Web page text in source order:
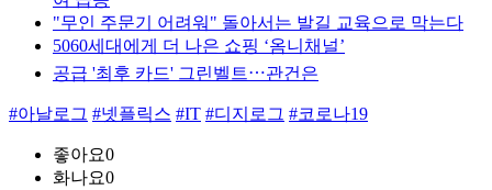
"무인 주문기 어려워" 돌아서는 발길 교육으로 막는다
5060세대에게 더 나은 쇼핑 ‘옴니채널’
공급 '최후 카드' 그린벨트⋯관건은
#아날로그 #넷플릭스 #IT #디지로그 #코로나19
좋아요0
화나요0